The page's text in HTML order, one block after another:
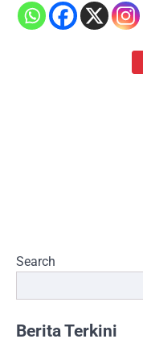
Search
Berita Terkini